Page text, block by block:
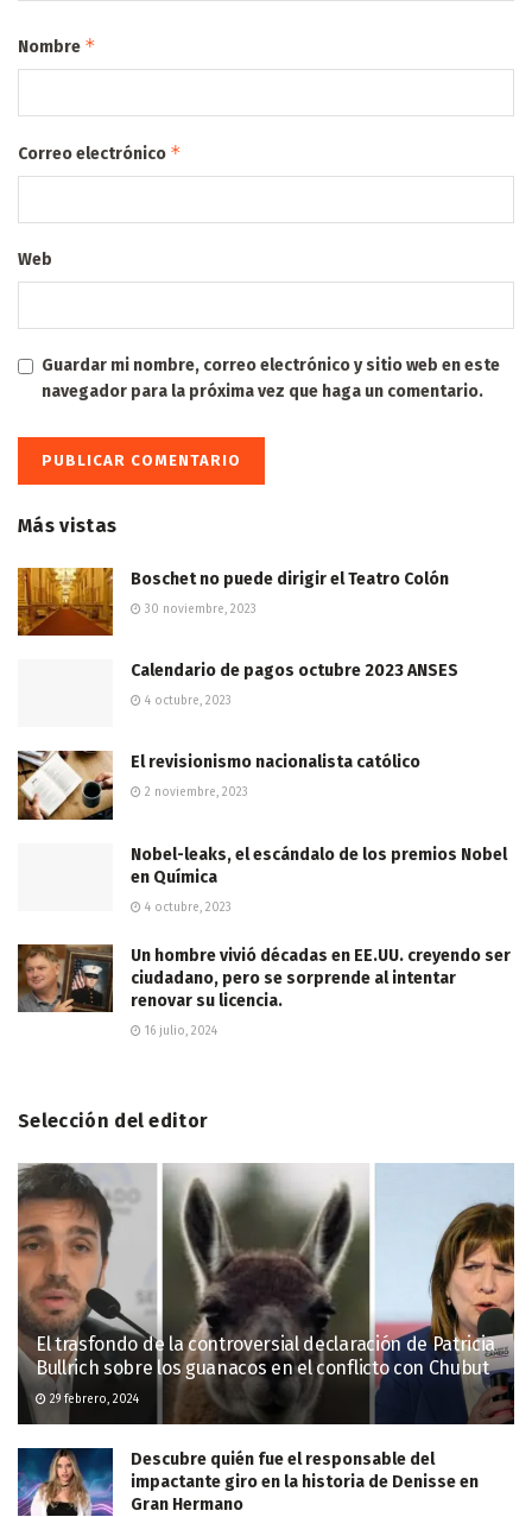
Nombre *
Correo electrónico *
Web
Guardar mi nombre, correo electrónico y sitio web en este
navegador para la próxima vez que haga un comentario.
Más vistas
Boschet no puede dirigir el Teatro Colón
30 noviembre, 2023
Calendario de pagos octubre 2023 ANSES
4 octubre, 2023
El revisionismo nacionalista católico
2 noviembre, 2023
Nobel-leaks, el escándalo de los premios Nobel
en Química
4 octubre, 2023
Un hombre vivió décadas en EE.UU. creyendo ser
ciudadano, pero se sorprende al intentar
renovar su licencia.
16 julio, 2024
Selección del editor
El trasfondo de la controversial declaración de Patricia
Bullrich sobre los guanacos en el conflicto con Chubut
29 febrero, 2024
Descubre quién fue el responsable del
impactante giro en la historia de Denisse en
Gran Hermano